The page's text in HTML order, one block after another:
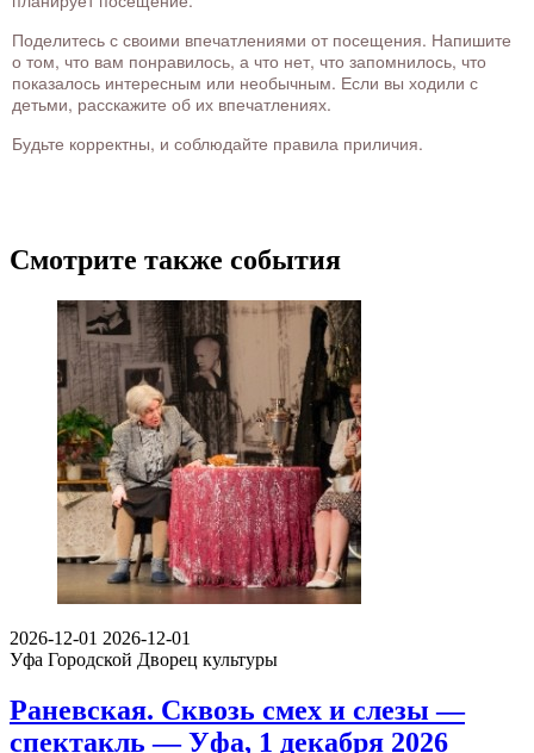
Поделитесь с своими впечатлениями от посещения. Напишите
о том, что вам понравилось, а что нет, что запомнилось, что
показалось интересным или необычным. Если вы ходили с
детьми, расскажите об их впечатлениях.
Будьте корректны, и соблюдайте правила приличия.
Смотрите также события
2026-12-01 2026-12-01
Уфа Городской Дворец культуры
Раневская. Сквозь смех и слезы —
спектакль — Уфа, 1 декабря 2026